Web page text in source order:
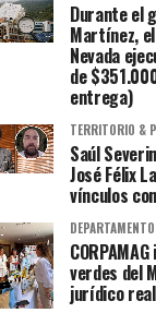
Durante el
Martínez,
Nevada
de
entrega)
TERRITORIO &
Saúl
José Félix
vínculos
DEPARTAMENTO
verdes del
jurídico